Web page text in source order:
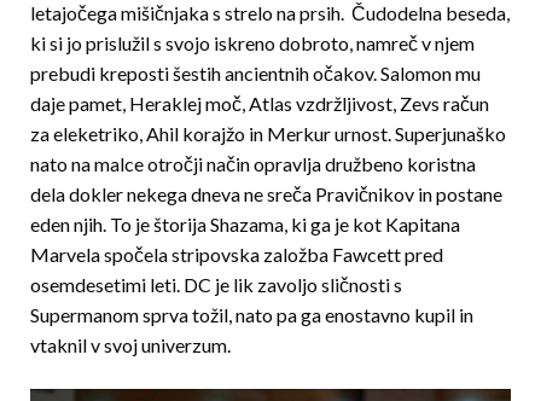
letajočega mišičnjaka s strelo na prsih. Čudodelna beseda,
ki si jo prislužil s svojo iskreno dobroto, namreč v njem
prebudi kreposti šestih ancientnih očakov. Salomon mu
daje pamet, Heraklej moč, Atlas vzdržljivost, Zevs račun
za eleketriko, Ahil korajžo in Merkur urnost. Superjunaško
nato na malce otročji način opravlja družbeno koristna
dela dokler nekega dneva ne sreča Pravičnikov in postane
eden njih. To je štorija Shazama, ki ga je kot Kapitana
Marvela spočela stripovska založba Fawcett pred
osemdesetimi leti. DC je lik zavoljo sličnosti s
Supermanom sprva tožil, nato pa ga enostavno kupil in
vtaknil v svoj univerzum.